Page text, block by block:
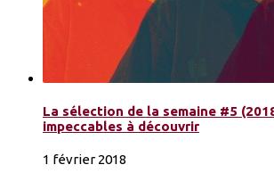
La sélection de la semaine #5
impeccables à découvrir
1 février 2018